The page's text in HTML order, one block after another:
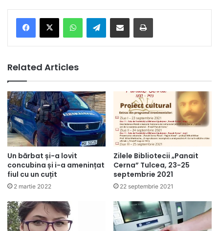
Telegram
Related Articles
Un bărbat și-a lovit
concubina și i-a amenințat
fiul cu un cuțit
2 martie 2022
Zilele Bibliotecii „Panait
Cerna” Tulcea, 23-25
septembrie 2021
22 septembrie 2021